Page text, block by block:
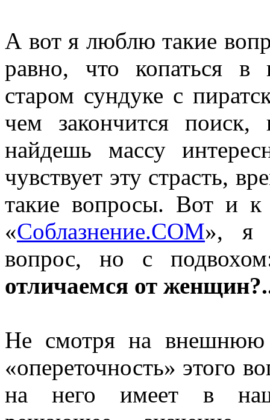
А вот я люблю такие
равно, что копаться
старом сундуке с
чем закончится
найдешь массу
чувствует эту страсть,
такие вопросы. Вот и к
«Соблазнение.COM», я
вопрос, но с
отличаемся от
Не смотря на внешнюю
«опереточность» этого
на него имеет в